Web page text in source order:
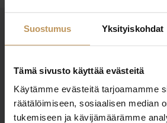
Suostumus Yksityiskohdat
Tämä sivusto käyttää evästeitä
Käytämme evästeitä tarjoamamme
räätälöimiseen, sosiaalisen median
tukemiseen ja kävijämäärämme
OTA YHTEYTTÄ
Jätä yhteystietosi, niin